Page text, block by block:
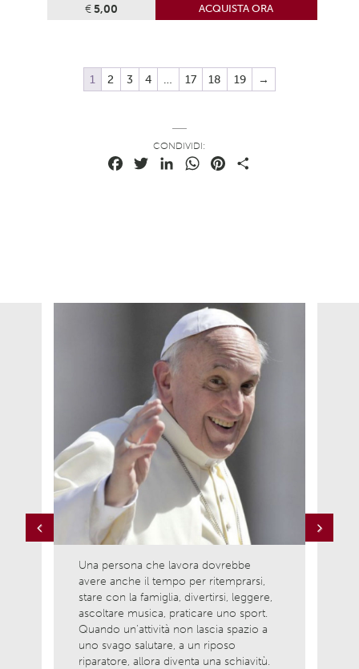
€5,00 ACQUISTA ORA
1 2 3 4 … 17 18 19 →
CONDIVIDI:
FacebookTwitterLinkedInWhatsAppPinterest
Una persona che lavora dovrebbe
avere anche il tempo per ritemprarsi,
stare con la famiglia, divertirsi, leggere,
ascoltare musica, praticare uno sport.
Quando un’attività non lascia spazio a
uno svago salutare, a un riposo
riparatore, allora diventa una schiavitù.
Previous